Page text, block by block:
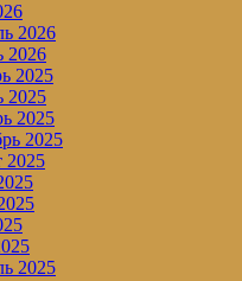
2026
2026
2025
2025
2025
2025
2025
2025